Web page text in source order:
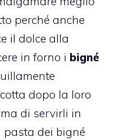
perché anche
il dolce alla
in forno i bigné
dopo la loro
di servirli in
pasta dei bigné